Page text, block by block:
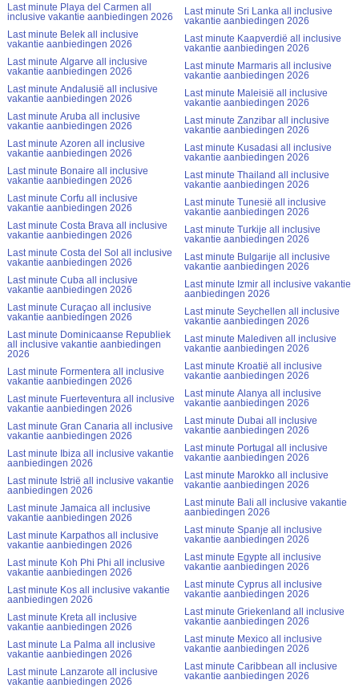
Last minute Playa del Carmen all
inclusive vakantie aanbiedingen 2026
Last minute Belek all inclusive
vakantie aanbiedingen 2026
Last minute Algarve all inclusive
vakantie aanbiedingen 2026
Last minute Andalusië all inclusive
vakantie aanbiedingen 2026
Last minute Aruba all inclusive
vakantie aanbiedingen 2026
Last minute Azoren all inclusive
vakantie aanbiedingen 2026
Last minute Bonaire all inclusive
vakantie aanbiedingen 2026
Last minute Corfu all inclusive
vakantie aanbiedingen 2026
Last minute Costa Brava all inclusive
vakantie aanbiedingen 2026
Last minute Costa del Sol all inclusive
vakantie aanbiedingen 2026
Last minute Cuba all inclusive
vakantie aanbiedingen 2026
Last minute Curaçao all inclusive
vakantie aanbiedingen 2026
Last minute Dominicaanse Republiek
all inclusive vakantie aanbiedingen
2026
Last minute Formentera all inclusive
vakantie aanbiedingen 2026
Last minute Fuerteventura all inclusive
vakantie aanbiedingen 2026
Last minute Gran Canaria all inclusive
vakantie aanbiedingen 2026
Last minute Ibiza all inclusive vakantie
aanbiedingen 2026
Last minute Istrië all inclusive vakantie
aanbiedingen 2026
Last minute Jamaica all inclusive
vakantie aanbiedingen 2026
Last minute Karpathos all inclusive
vakantie aanbiedingen 2026
Last minute Koh Phi Phi all inclusive
vakantie aanbiedingen 2026
Last minute Kos all inclusive vakantie
aanbiedingen 2026
Last minute Kreta all inclusive
vakantie aanbiedingen 2026
Last minute La Palma all inclusive
vakantie aanbiedingen 2026
Last minute Lanzarote all inclusive
vakantie aanbiedingen 2026
Last minute Sri Lanka all inclusive
vakantie aanbiedingen 2026
Last minute Kaapverdië all inclusive
vakantie aanbiedingen 2026
Last minute Marmaris all inclusive
vakantie aanbiedingen 2026
Last minute Maleisië all inclusive
vakantie aanbiedingen 2026
Last minute Zanzibar all inclusive
vakantie aanbiedingen 2026
Last minute Kusadasi all inclusive
vakantie aanbiedingen 2026
Last minute Thailand all inclusive
vakantie aanbiedingen 2026
Last minute Tunesië all inclusive
vakantie aanbiedingen 2026
Last minute Turkije all inclusive
vakantie aanbiedingen 2026
Last minute Bulgarije all inclusive
vakantie aanbiedingen 2026
Last minute Izmir all inclusive vakantie
aanbiedingen 2026
Last minute Seychellen all inclusive
vakantie aanbiedingen 2026
Last minute Malediven all inclusive
vakantie aanbiedingen 2026
Last minute Kroatië all inclusive
vakantie aanbiedingen 2026
Last minute Alanya all inclusive
vakantie aanbiedingen 2026
Last minute Dubai all inclusive
vakantie aanbiedingen 2026
Last minute Portugal all inclusive
vakantie aanbiedingen 2026
Last minute Marokko all inclusive
vakantie aanbiedingen 2026
Last minute Bali all inclusive vakantie
aanbiedingen 2026
Last minute Spanje all inclusive
vakantie aanbiedingen 2026
Last minute Egypte all inclusive
vakantie aanbiedingen 2026
Last minute Cyprus all inclusive
vakantie aanbiedingen 2026
Last minute Griekenland all inclusive
vakantie aanbiedingen 2026
Last minute Mexico all inclusive
vakantie aanbiedingen 2026
Last minute Caribbean all inclusive
vakantie aanbiedingen 2026